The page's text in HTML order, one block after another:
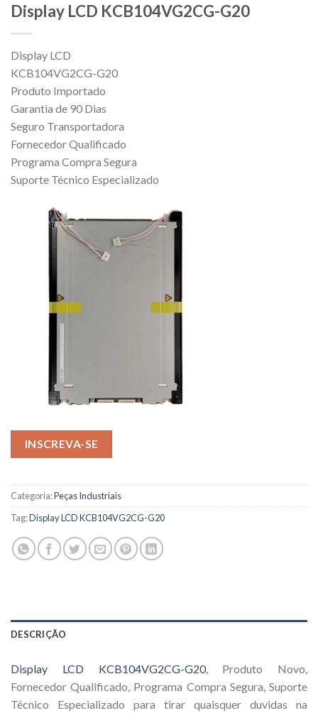
Display LCD KCB104VG2CG-G20
Display LCD
KCB104VG2CG-G20
Produto Importado
Garantia de 90 Dias
Seguro Transportadora
Fornecedor Qualificado
Programa Compra Segura
Suporte Técnico Especializado
INSCREVA-SE
Categoria:Peças Industriais
Tag:Display LCD KCB104VG2CG-G20
DESCRIÇÃO
Display LCD KCB104VG2CG-G20, Produto Novo,
Fornecedor Qualificado, Programa Compra Segura, Suporte
Técnico Especializado para tirar quaisquer duvidas na